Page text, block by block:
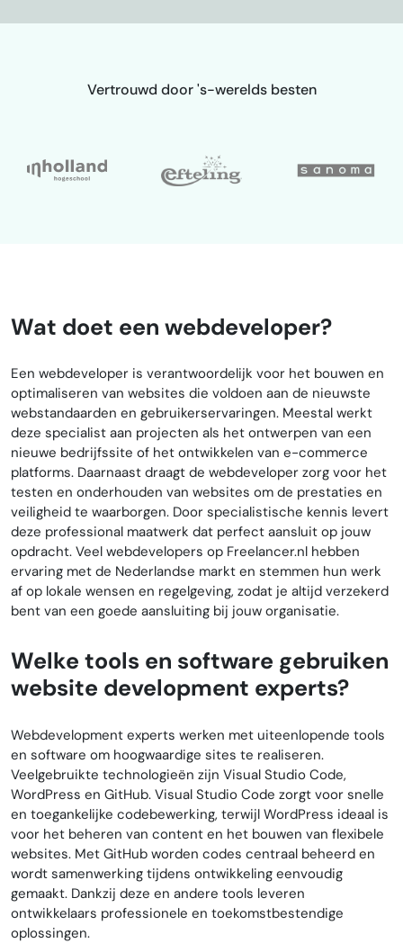
Vertrouwd door 's-werelds besten
Wat doet een webdeveloper?
Een webdeveloper is verantwoordelijk voor het bouwen en
optimaliseren van websites die voldoen aan de nieuwste
webstandaarden en gebruikerservaringen. Meestal werkt
deze specialist aan projecten als het ontwerpen van een
nieuwe bedrijfssite of het ontwikkelen van e-commerce
platforms. Daarnaast draagt de webdeveloper zorg voor het
testen en onderhouden van websites om de prestaties en
veiligheid te waarborgen. Door specialistische kennis levert
deze professional maatwerk dat perfect aansluit op jouw
opdracht. Veel webdevelopers op Freelancer.nl hebben
ervaring met de Nederlandse markt en stemmen hun werk
af op lokale wensen en regelgeving, zodat je altijd verzekerd
bent van een goede aansluiting bij jouw organisatie.
Welke tools en software gebruiken
website development experts?
Webdevelopment experts werken met uiteenlopende tools
en software om hoogwaardige sites te realiseren.
Veelgebruikte technologieën zijn Visual Studio Code,
WordPress en GitHub. Visual Studio Code zorgt voor snelle
en toegankelijke codebewerking, terwijl WordPress ideaal is
voor het beheren van content en het bouwen van flexibele
websites. Met GitHub worden codes centraal beheerd en
wordt samenwerking tijdens ontwikkeling eenvoudig
gemaakt. Dankzij deze en andere tools leveren
ontwikkelaars professionele en toekomstbestendige
oplossingen.